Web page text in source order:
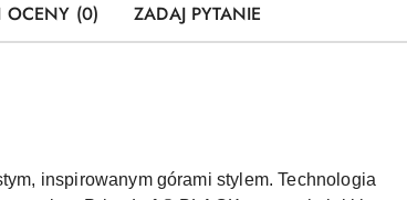
OCENY (0) ZADAJ PYTANIE
inspirowanym górami stylem. Technologia